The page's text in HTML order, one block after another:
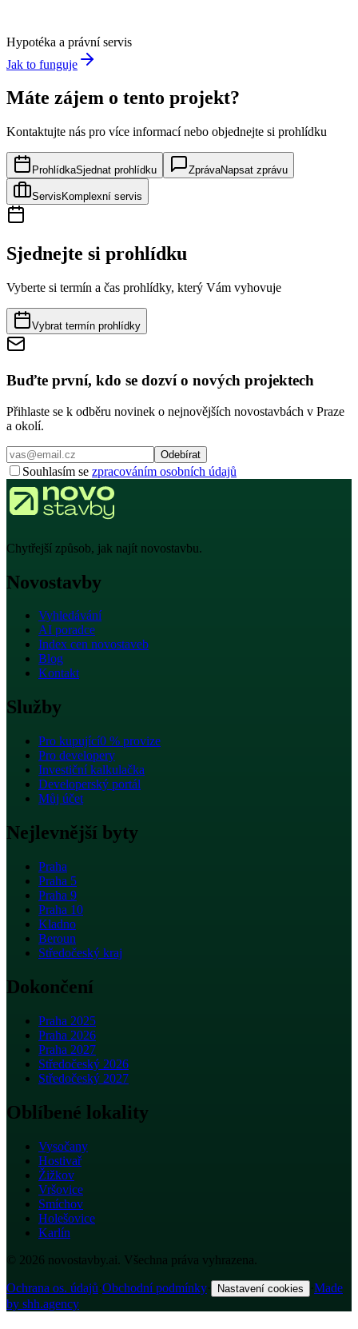
Hypotéka a právní servis
Jak to funguje
Máte zájem o tento projekt?
Kontaktujte nás pro více informací nebo objednejte si prohlídku
ProhlídkaSjednat prohlídku ZprávaNapsat zprávu
Servis Komplexní servis
Sjednejte si prohlídku
Vyberte si termín a čas prohlídky, který Vám vyhovuje
Vybrat termín prohlídky
Buďte první, kdo se dozví o nových projektech
Přihlaste se k odběru novinek o nejnovějších novostavbách v Praze
a okolí.
Odebírat
Souhlasím se zpracováním osobních údajů
Chytřejší způsob, jak najít novostavbu.
Novostavby
Vyhledávání
AI poradce
Index cen novostaveb
Blog
Kontakt
Služby
Pro kupující0 % provize
Pro developery
Investiční kalkulačka
Developerský portál
Můj účet
Nejlevnější byty
Praha
Praha 5
Praha 9
Praha 10
Kladno
Beroun
Středočeský kraj
Dokončení
Praha 2025
Praha 2026
Praha 2027
Středočeský 2026
Středočeský 2027
Oblíbené lokality
Vysočany
Hostivař
Žižkov
Vršovice
Smíchov
Holešovice
Karlín
© 2026 novostavby.ai. Všechna práva vyhrazena.
Ochrana os. údajů·Obchodní podmínky· Nastavení cookies ·Made
by shh.agency